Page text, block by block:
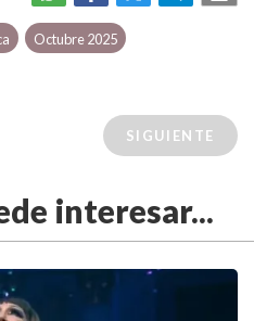
Octubre 2025
SIGUIENTE
interesar...